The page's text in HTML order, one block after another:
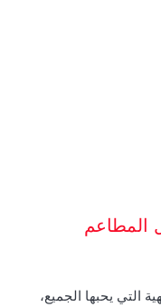
المطاعم
التي يحبها الجميع،